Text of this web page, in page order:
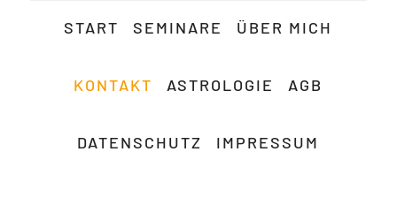
START SEMINARE ÜBER MICH
KONTAKT ASTROLOGIE AGB
DATENSCHUTZ IMPRESSUM